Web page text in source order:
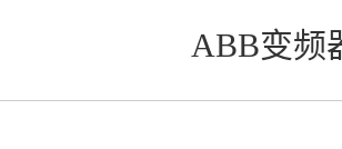
ABB变频